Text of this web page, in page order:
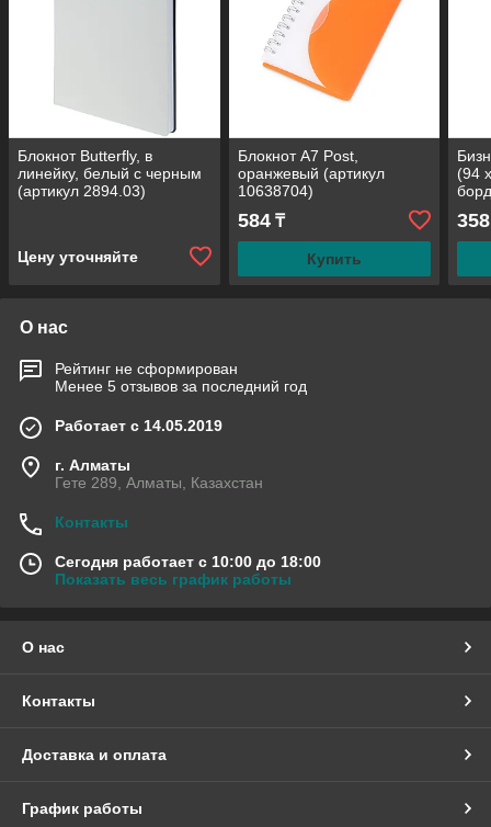
Блокнот Butterfly, в
линейку, белый с черным
(артикул 2894.03)
Цену уточняйте
Блокнот А7 Post,
оранжевый (артикул
10638704)
584₸
Купить
(94
358
О нас
Рейтинг не сформирован
Менее 5 отзывов за последний год
Работает с 14.05.2019
г. Алматы
Гете 289, Алматы, Казахстан
Контакты
Сегодня работает с 10:00 до 18:00
Показать весь график работы
О нас
Контакты
Доставка и оплата
График работы